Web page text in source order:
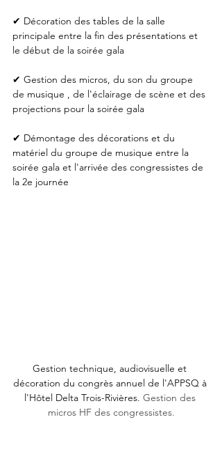
✔ Décoration des tables de la salle
principale entre la fin des présentations et
le début de la soirée gala
✔ Gestion des micros, du son du groupe
de musique , de l'éclairage de scène et des
projections pour la soirée gala
✔ Démontage des décorations et du
matériel du groupe de musique entre la
soirée gala et l'arrivée des congressistes de
la 2e journée
Gestion technique, audiovisuelle et
décoration du congrès annuel de l'APPSQ à
l'Hôtel Delta Trois-Rivières. Gestion des
micros HF des congressistes.